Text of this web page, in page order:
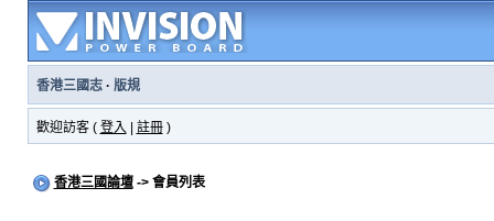
香港三國志· 版規
歡迎訪客 ( 登入 註冊)
香港三國論壇-> 會員列表